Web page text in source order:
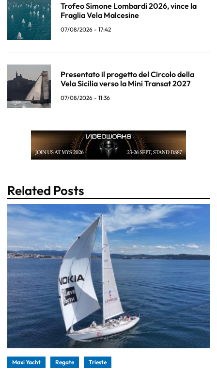
Trofeo Simone Lombardi 2026, vince la
Fraglia Vela Malcesine
07/08/2026 - 17:42
Presentato il progetto del Circolo della
Vela Sicilia verso la Mini Transat 2027
07/08/2026 - 11:36
Related Posts
Maxi Yacht Regate Trieste